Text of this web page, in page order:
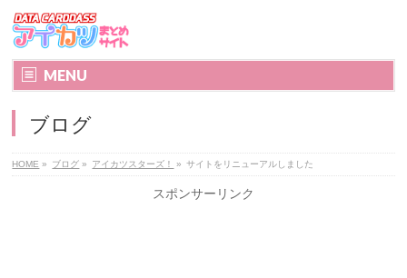
MENU
ブログ
HOME » ブログ » アイカツスターズ！ » サイトをリニューアルしました
スポンサーリンク